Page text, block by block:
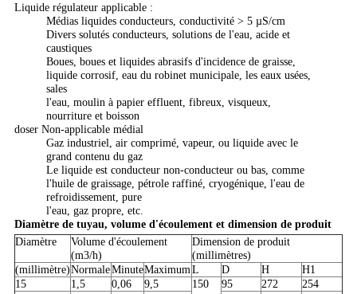
Liquide régulateur applicable :
Médias liquides conducteurs, conductivité > 5 µS/cm
Divers solutés conducteurs, solutions de l'eau, acide et
caustiques
Boues, boues et liquides abrasifs d'incidence de graisse,
liquide corrosif, eau du robinet municipale, les eaux usées,
sales
l'eau, moulin à papier effluent, fibreux, visqueux,
nourriture et boisson
doser Non-applicable médial
Gaz industriel, air comprimé, vapeur, ou liquide avec le
grand contenu du gaz
Le liquide est conducteur non-conducteur ou bas, comme
l'huile de graissage, pétrole raffiné, cryogénique, l'eau de
refroidissement, pure
l'eau, gaz propre, etc.
Diamètre de tuyau, volume d'écoulement et dimension de produit
Diamètre
Volume d'écoulement
(m3/h)
Dimension de produit
(millimètres)
(millimètre)NormaleMinuteMaximum L D H
H1
15
1,5 0,06 9,5 150 95 272
254